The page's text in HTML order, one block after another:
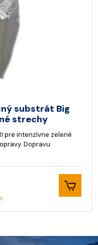
substrát Big
strechy
pre intenzívne zelené
Dopravu